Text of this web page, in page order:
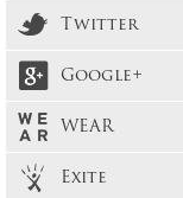
Twitter
Google+
WEAR
Exite